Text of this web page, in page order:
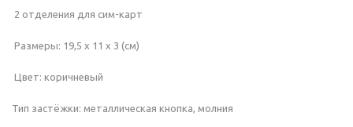
2 отделения для сим-карт
Размеры: 19,5 х 11 х 3 (см)
Цвет: коричневый
Тип застёжки: металлическая кнопка, молния